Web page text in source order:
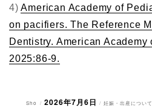
4)American Academy of
on pacifiers. The Reference
Dentistry. American
2025:86-9.
投
Sho
投
2026年7月6日
カ
妊娠・出産について